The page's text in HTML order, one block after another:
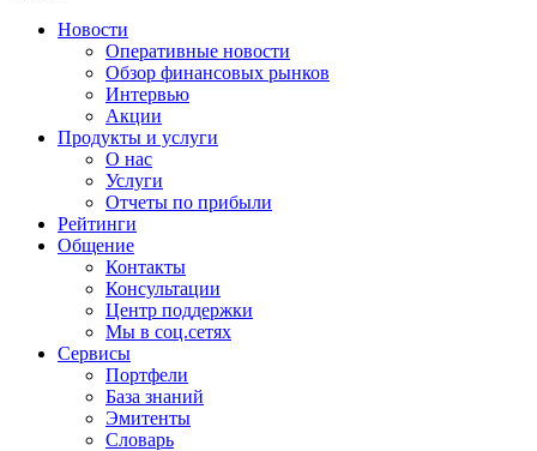
Новости
Оперативные новости
Обзор финансовых рынков
Интервью
Акции
Продукты и услуги
О нас
Услуги
Отчеты по прибыли
Рейтинги
Общение
Контакты
Консультации
Центр поддержки
Мы в соц.сетях
Сервисы
Портфели
База знаний
Эмитенты
Словарь